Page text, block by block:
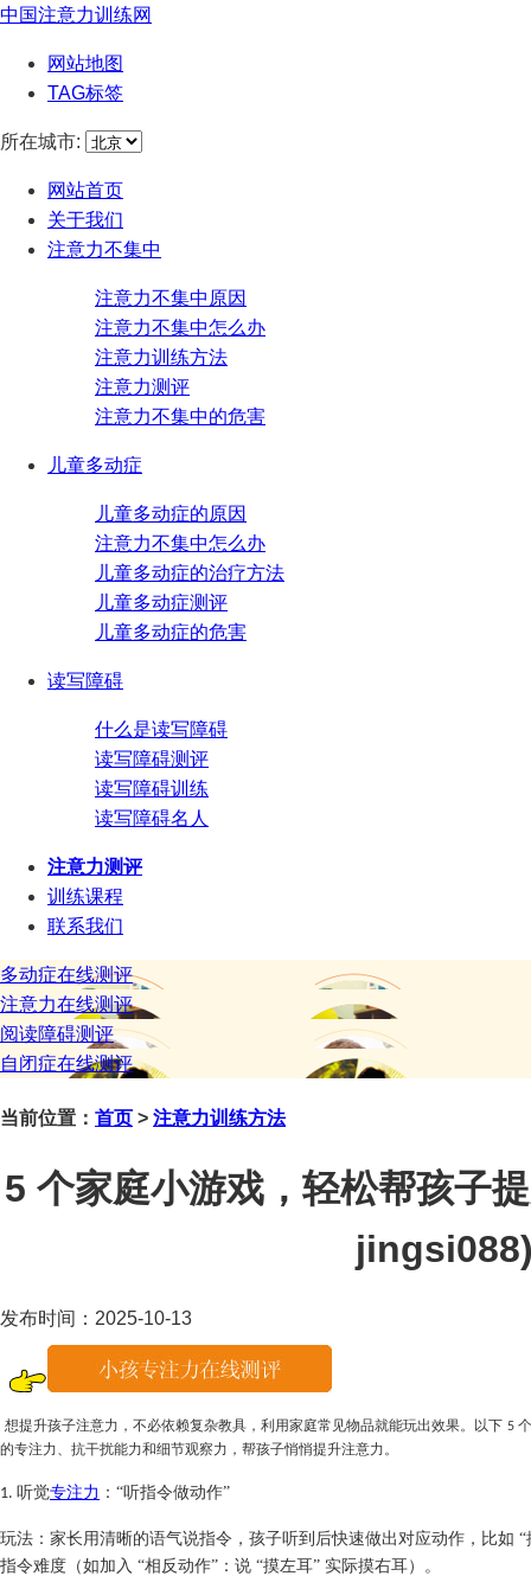
中国注意力训练网
网站地图
TAG标签
所在城市:
网站首页
关于我们
注意力不集中
注意力不集中原因
注意力不集中怎么办
注意力训练方法
注意力测评
注意力不集中的危害
儿童多动症
儿童多动症的原因
注意力不集中怎么办
儿童多动症的治疗方法
儿童多动症测评
儿童多动症的危害
读写障碍
什么是读写障碍
读写障碍测评
读写障碍训练
读写障碍名人
注意力测评
训练课程
联系我们
多动症在线测评
注意力在线测评
阅读障碍测评
自闭症在线测评
当前位置： 首页 > 注意力训练方法
5 个家庭小游戏，轻松帮孩子
发布时间：2025-10-13
想提升孩子注意力，不必依赖复杂教具，利用家庭常见物品就能玩出效果。以下 5
的专注力、抗干扰能力和细节观察力，帮孩子悄悄提升注意力。
1. 听觉专注力 ：“听指令做动作”
玩法：家长用清晰的语气说指令，孩子听到后快速做出对应动作，比如
指令难度（如加入 “相反动作”：说 “摸左耳” 实际摸右耳）。